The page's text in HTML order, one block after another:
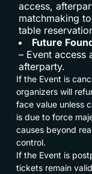
access,
matchmaking
table
Future
– Event access
afterparty.
If the Event is
organizers will
face value unless
is due to force
causes beyond
control.
If the Event is
tickets remain